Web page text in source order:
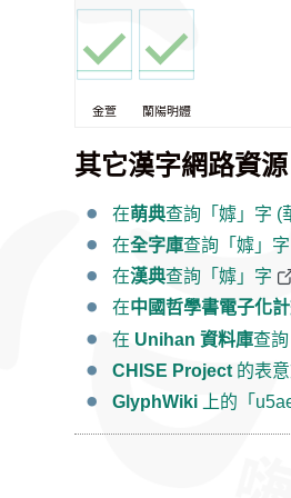
金萱 蘭陽明體
其它漢字網路資源
在萌典查詢「嫭」字 (
在全字庫查詢「嫭」字
在漢典查詢「嫭」字
在中國哲學書電子化計
在 Unihan 資料庫查
CHISE Project 的表
GlyphWiki 上的「